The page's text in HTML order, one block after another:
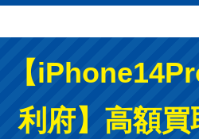
【
利府】高額